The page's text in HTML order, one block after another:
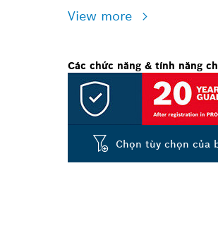
View more
Các chức năng & tính năng
Chọn tùy chọn của